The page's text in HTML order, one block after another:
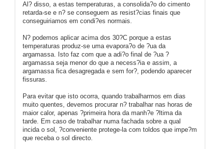
Al? disso, a estas temperaturas, a consolida?o do cimento
retarda-se e n? se conseguem as resist?cias finais que
conseguiriamos em condi?es normais.
N? podemos aplicar acima dos 30?C porque a estas
temperaturas produz-se uma evapora?o de ?ua da
argamassa. Isto faz com que a adi?o final de ?ua ?
argamassa seja menor do que a necess?ia e assim, a
argamassa fica desagregada e sem for?, podendo aparecer
fissuras.
Para evitar que isto ocorra, quando trabalharmos em dias
muito quentes, devemos procurar n? trabalhar nas horas de
maior calor, apenas ?primeira hora da manh?e ?ltima da
tarde. Em caso de trabalhar numa fachada sobre a qual
incida o sol, ?conveniente protege-la com toldos que impe?m
que receba o sol directo.